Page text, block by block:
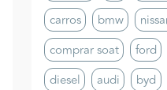
carros
bmw
comprar soat
ford
diesel
audi byd